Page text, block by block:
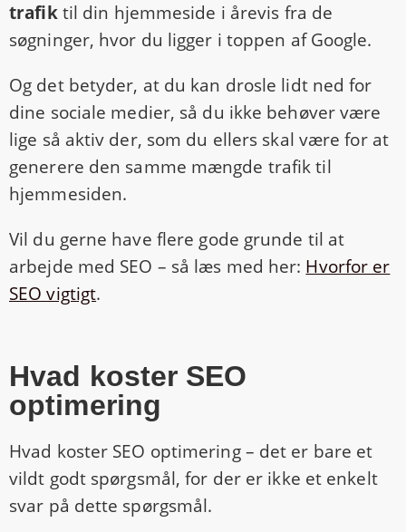
trafiktil din hjemmeside i årevis fra de
søgninger, hvor du ligger i toppen af Google.
Og det betyder, at du kan drosle lidt ned for
dine sociale medier, så du ikke behøver være
lige så aktiv der, som du ellers skal være for at
generere den samme mængde trafik til
hjemmesiden.
Vil du gerne have flere gode grunde til at
arbejde med SEO – så læs med her: Hvorfor er
SEO vigtigt.
Hvad koster SEO
optimering
Hvad koster SEO optimering – det er bare et
vildt godt spørgsmål, for der er ikke et enkelt
svar på dette spørgsmål.